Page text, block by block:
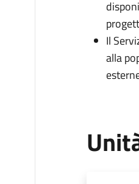
Il
alla